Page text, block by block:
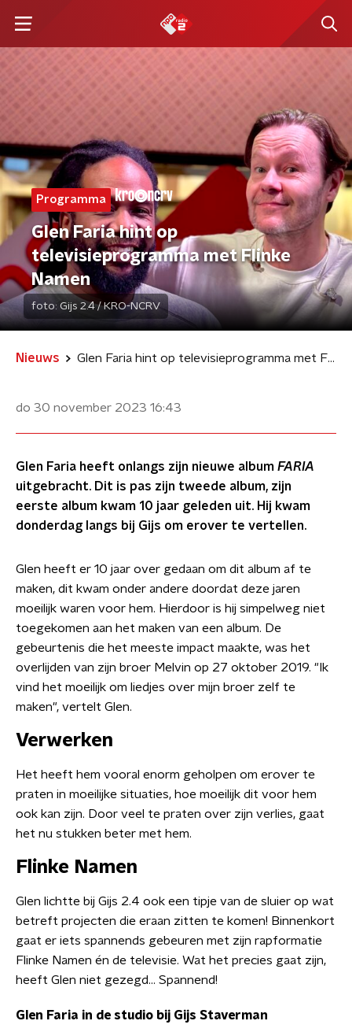
Programma
Glen Faria hint op
televisieprogramma met Flinke
Namen
foto: Gijs 2.4 / KRO-NCRV
Nieuws Glen Faria hint op televisieprogramma met Flinke Namen
do 30 november 2023 16:43
Glen Faria heeft onlangs zijn nieuwe album FARIA
uitgebracht. Dit is pas zijn tweede album, zijn
eerste album kwam 10 jaar geleden uit. Hij kwam
donderdag langs bij Gijs om erover te vertellen.
Glen heeft er 10 jaar over gedaan om dit album af te
maken, dit kwam onder andere doordat deze jaren
moeilijk waren voor hem. Hierdoor is hij simpelweg niet
toegekomen aan het maken van een album. De
gebeurtenis die het meeste impact maakte, was het
overlijden van zijn broer Melvin op 27 oktober 2019. "Ik
vind het moeilijk om liedjes over mijn broer zelf te
maken", vertelt Glen.
Verwerken
Het heeft hem vooral enorm geholpen om erover te
praten in moeilijke situaties, hoe moeilijk dit voor hem
ook kan zijn. Door veel te praten over zijn verlies, gaat
het nu stukken beter met hem.
Flinke Namen
Glen lichtte bij Gijs 2.4 ook een tipje van de sluier op wat
betreft projecten die eraan zitten te komen! Binnenkort
gaat er iets spannends gebeuren met zijn rapformatie
Flinke Namen én de televisie. Wat het precies gaat zijn,
heeft Glen niet gezegd... Spannend!
Glen Faria in de studio bij Gijs Staverman